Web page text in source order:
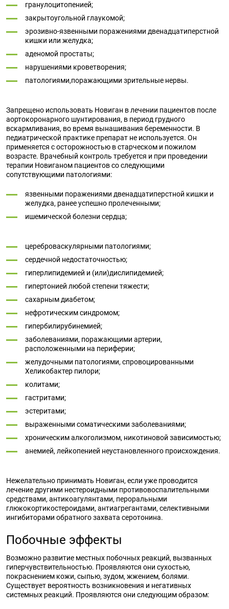
гранулоцитопенией;
закрытоугольной глаукомой;
эрозивно-язвенными поражениями двенадцатиперстной
кишки или желудка;
аденомой простаты;
нарушениями кроветворения;
патологиями,поражающими зрительные нервы.
Запрещено использовать Новиган в лечении пациентов после
аортокоронарного шунтирования, в период грудного
вскармливания, во время вынашивания беременности. В
педиатрической практике препарат не используется. Он
применяется с осторожностью в старческом и пожилом
возрасте. Врачебный контроль требуется и при проведении
терапии Новиганом пациентов со следующими
сопутствующими патологиями:
язвенными поражениями двенадцатиперстной кишки и
желудка, ранее успешно пролеченными;
ишемической болезни сердца;
цереброваскулярными патологиями;
сердечной недостаточностью;
гиперлипидемией и (или)дислипидемией;
гипертонией любой степени тяжести;
сахарным диабетом;
нефротическим синдромом;
гипербилирубинемией;
заболеваниями, поражающими артерии,
расположенными на периферии;
желудочными патологиями, спровоцированными
Хеликобактер пилори;
колитами;
гастритами;
эстеритами;
выраженными соматическими заболеваниями;
хроническим алкоголизмом, никотиновой зависимостью;
анемией, лейкопенией неустановленного происхождения.
Нежелательно принимать Новиган, если уже проводится
лечение другими нестероидными противовоспалительными
средствами, антикоагулянтами, пероральными
глюкокортикостероидами, антиагрегантами, селективными
ингибиторами обратного захвата серотонина.
Побочные эффекты
Возможно развитие местных побочных реакций, вызванных
гиперчувствительностью. Проявляются они сухостью,
покраснением кожи, сыпью, зудом, жжением, болями.
Существует вероятность возникновения и негативных
системных реакций. Проявляются они следующим образом: